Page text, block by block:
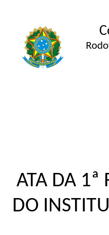
ATA DA 1ª
DO